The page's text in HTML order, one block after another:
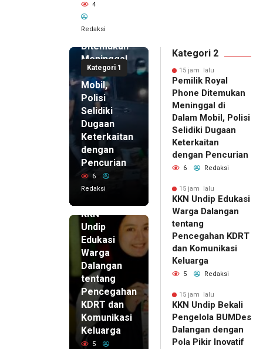
4
Redaksi
Kategori 1
Pemilik
Royal
Phone
Ditemukan
Meninggal
di Dalam
Mobil,
Polisi
Selidiki
Dugaan
Keterkaitan
dengan
Pencurian
6
Redaksi
KKN
Undip
Edukasi
Warga
Dalangan
tentang
Pencegahan
KDRT dan
Komunikasi
Keluarga
5
Kategori 2
15 jam lalu
Pemilik Royal
Phone Ditemukan
Meninggal di
Dalam Mobil, Polisi
Selidiki Dugaan
Keterkaitan
dengan Pencurian
6 Redaksi
15 jam lalu
KKN Undip Edukasi
Warga Dalangan
tentang
Pencegahan KDRT
dan Komunikasi
Keluarga
5 Redaksi
15 jam lalu
KKN Undip Bekali
Pengelola BUMDes
Dalangan dengan
Pola Pikir Inovatif